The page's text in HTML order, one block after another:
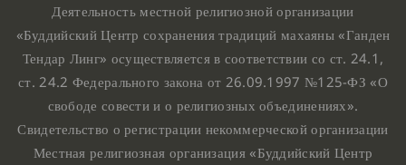
Деятельность местной религиозной организации
«Буддийский Центр сохранения традиций махаяны «Ганден
Тендар Линг» осуществляется в соответствии со ст. 24.1,
ст. 24.2 Федерального закона от 26.09.1997 №125-ФЗ «О
свободе совести и о религиозных объединениях».
Свидетельство о регистрации некоммерческой организации
Местная религиозная организация «Буддийский Центр